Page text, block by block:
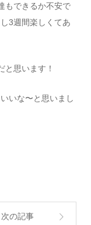
もできるか不安で
3週間楽しくてあ
と思います！
いな〜と思いまし
次の記事